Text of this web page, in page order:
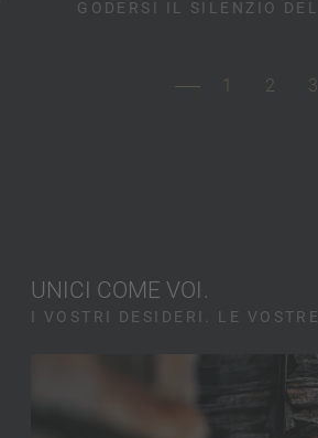
GODERSI IL SILENZIO
1 2 3
UNICI COME VOI.
I VOSTRI DESIDERI. LE